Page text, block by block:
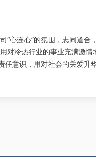
“心连心”的氛围，志同道合
对冷热行业的事业充满激情
任意识，用对社会的关爱升